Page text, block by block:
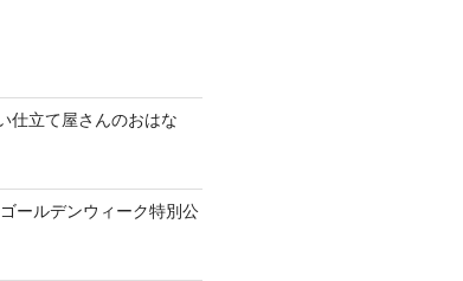
仕立て屋さんのおはな
ールデンウィーク特別公